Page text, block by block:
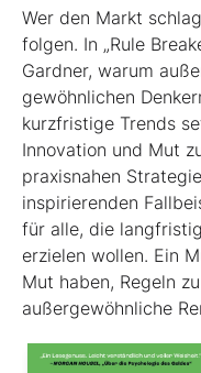
Wer den Markt
folgen. In „Rule
Gardner, warum
gewöhnlichen
kurzfristige Trends
Innovation und Mut
praxisnahen
inspirierenden
für alle, die
erzielen wollen. Ein
Mut haben, Regeln
außergewöhnliche